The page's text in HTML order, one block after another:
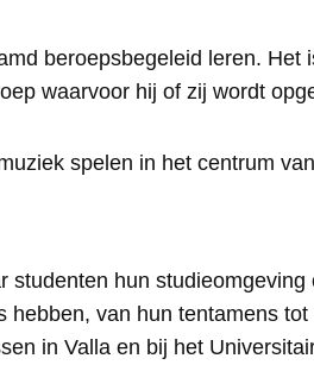
beroepsbegeleid leren.
waarvoor hij of zij wordt
studenten hun
hebben, van hun tentamens
in Valla en bij het